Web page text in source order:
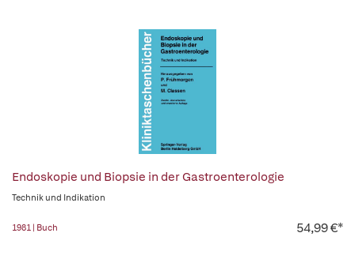
Endoskopie und Biopsie in der Gastroenterologie
Technik und Indikation
1981 | Buch 54,99 €*